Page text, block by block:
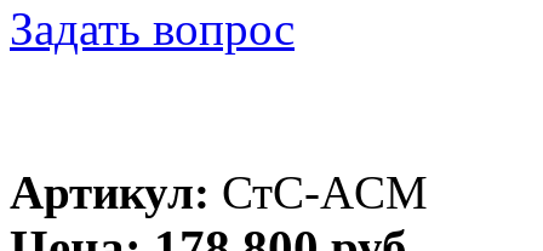
Задать вопрос
Артикул: СтС-ACM